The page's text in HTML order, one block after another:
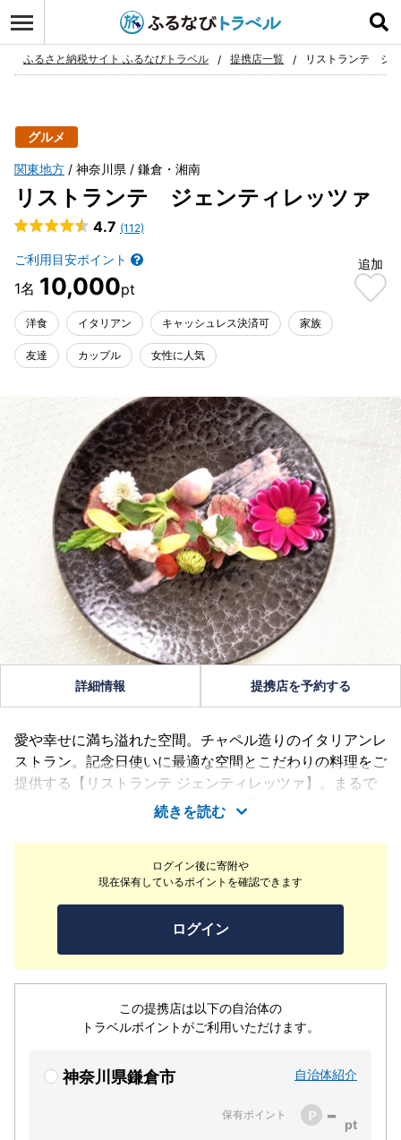
お気に入り
ふるさと納税サイト ふるなびトラベル 提携店一覧 リストランテ ジ
グルメ
関東地方 神奈川県 鎌倉・湘南
リストランテ ジェンティレッツァ
4.7 (112)
ご利用目安ポイント
10,000
追加
洋食 イタリアン キャッシュレス決済可 家族
友達 カップル 女性に人気
ログイン後に寄附や
現在保有しているポイントを確認できます
ログイン
この提携店は以下の自治体の
トラベルポイントがご利用いただけます。
神奈川県鎌倉市 自治体紹介
保有ポイント -
詳細情報 提携店を予約する
愛や幸せに満ち溢れた空間。チャペル造りのイタリアンレ
ストラン。記念日使いに最適な空間とこだわりの料理をご
提供する【リストランテ ジェンティレッツァ】。まるで
フレンチのような盛りつけや技法を用いたイタリアンのコ
ースを味わっていただけます。少量ずついろいろな風味を
楽しめる見目麗しい逸品は、日替わりでご用意。常時60
種類以上揃えたワインとともにどうぞ◎夜は高級感溢れる
ムーディーな雰囲気の当店へ地元の方はもちろん、観光の
お客様もデートや特別な一日にぜひご利用ください。
続きを読む